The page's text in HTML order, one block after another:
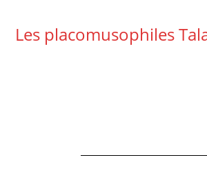
Les placomusophiles